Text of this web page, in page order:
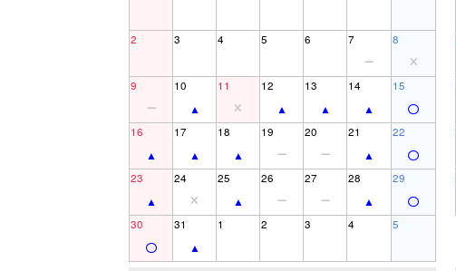
2 3 4 5 6 7 8
9 10 11 12 13 14 15
16 17 18 19 20 21 22
23 24 25 26 27 28 29
30 31 1 2 3 4 5